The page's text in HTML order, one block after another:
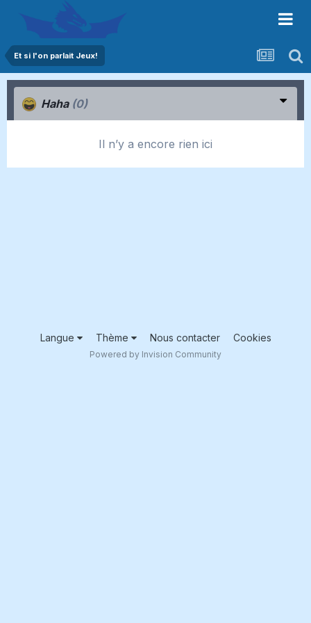
Et si l'on parlait Jeux!
Haha (0)
Il n’y a encore rien ici
Langue Thème Nous contacter Cookies
Powered by Invision Community